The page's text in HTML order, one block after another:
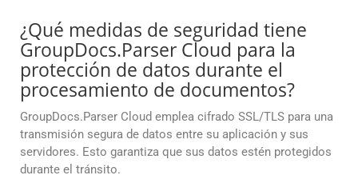
¿Qué medidas de seguridad tiene
GroupDocs.Parser Cloud para la
protección de datos durante el
procesamiento de documentos?
GroupDocs.Parser Cloud emplea cifrado SSL/TLS para una
transmisión segura de datos entre su aplicación y sus
servidores. Esto garantiza que sus datos estén protegidos
durante el tránsito.